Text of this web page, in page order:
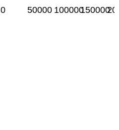
0 50000 100000150000